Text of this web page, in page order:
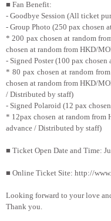
■ Fan Benefit:
- Goodbye Session (All ticket
- Group Photo (250 pax chosen
* 200 pax chosen at random
chosen at random from HKD/
- Signed Poster (100 pax chosen
* 80 pax chosen at random
chosen at random from HKD/
/ Distributed by staff)
- Signed Polaroid (12 pax
* 12pax chosen at random from
advance / Distributed by staff)
■ Ticket Open Date and Time:
■ Online Ticket Site: http://
Looking forward to your love
Thank you.